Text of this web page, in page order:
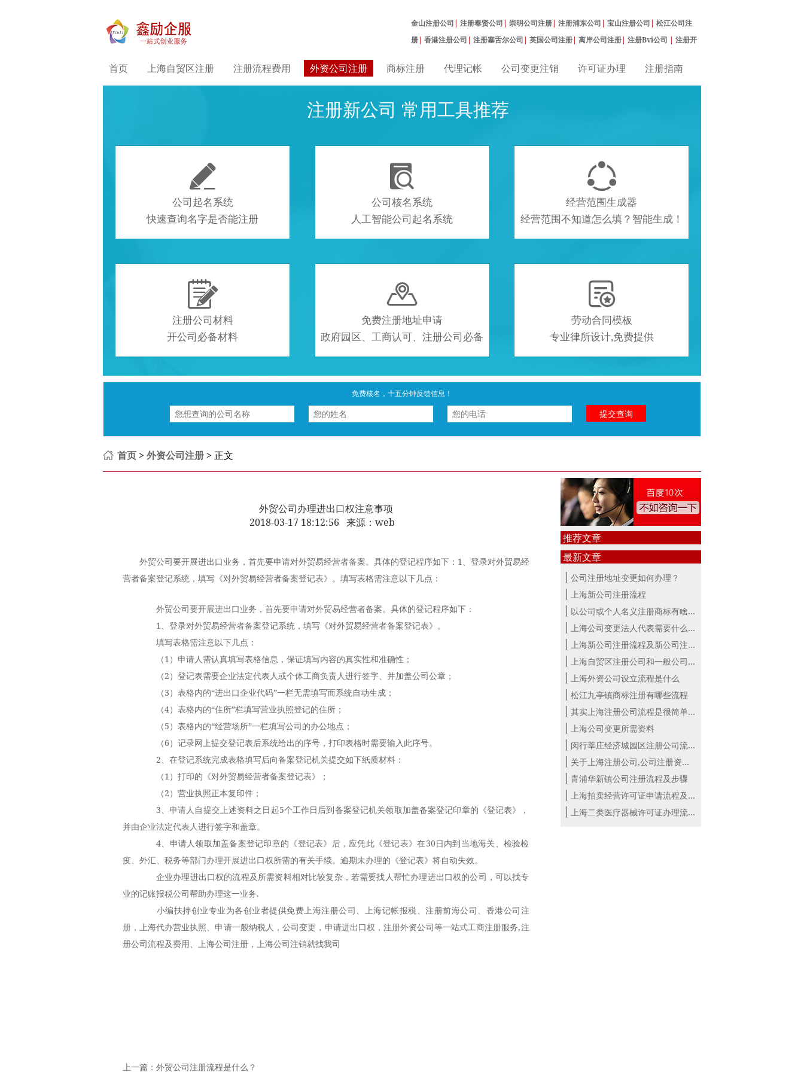
金山注册公司 | 注册奉贤公司 | 崇明公司注册| 注册浦东公司 | 宝山注册公司 | 松江公司注
册| 香港注册公司 | 注册塞舌尔公司 | 英国公司注册| 离岸公司注册| 注册Bvi公司 | 注册开
首页 上海自贸区注册 注册流程费用 外资公司注册 商标注册 代理记帐 公司变更注销 许可证办理 注册指南
注册新公司 常用工具推荐

公司起名系统
快速查询名字是否能注册

公司核名系统
人工智能公司起名系统

经营范围生成器
经营范围不知道怎么填？智能生成！

注册公司材料
开公司必备材料

免费注册地址申请
政府园区、工商认可、注册公司必备

劳动合同模板
专业律所设计,免费提供
免费核名，十五分钟反馈信息！
首页 > 外资公司注册 > 正文
外贸公司办理进出口权注意事项
2018-03-17 18:12:56 来源：web
外贸公司要开展进出口业务，首先要申请对外贸易经营者备案。具体的登记程序如下：1、登录对外贸易经
营者备案登记系统，填写《对外贸易经营者备案登记表》。填写表格需注意以下几点：
外贸公司要开展进出口业务，首先要申请对外贸易经营者备案。具体的登记程序如下：
1、登录对外贸易经营者备案登记系统，填写《对外贸易经营者备案登记表》。
填写表格需注意以下几点：
（1）申请人需认真填写表格信息，保证填写内容的真实性和准确性；
（2）登记表需要企业法定代表人或个体工商负责人进行签字、并加盖公司公章；
（3）表格内的“进出口企业代码”一栏无需填写而系统自动生成；
（4）表格内的“住所”栏填写营业执照登记的住所；
（5）表格内的“经营场所”一栏填写公司的办公地点；
（6）记录网上提交登记表后系统给出的序号，打印表格时需要输入此序号。
2、在登记系统完成表格填写后向备案登记机关提交如下纸质材料：
（1）打印的《对外贸易经营者备案登记表》；
（2）营业执照正本复印件；
3、申请人自提交上述资料之日起5个工作日后到备案登记机关领取加盖备案登记印章的《登记表》，
并由企业法定代表人进行签字和盖章。
4、申请人领取加盖备案登记印章的《登记表》后，应凭此《登记表》在30日内到当地海关、检验检
疫、外汇、税务等部门办理开展进出口权所需的有关手续。逾期未办理的《登记表》将自动失效。
企业办理进出口权的流程及所需资料相对比较复杂，若需要找人帮忙办理进出口权的公司，可以找专
业的记账报税公司帮助办理这一业务.
小编扶持创业专业为各创业者提供免费上海注册公司、上海记帐报税、注册前海公司、 香港公司注
册， 上海代办营业执照、申请一般纳税人，公司变更，申请进出口权，注册外资公司等一站式工商注册服务,注
册公司流程及费用、上海公司注册，上海公司注销就找我司
上一篇： 外贸公司注册流程是什么？
推荐文章
最新文章
公司注册地址变更如何办理？
上海新公司注册流程
以公司或个人名义注册商标有啥区别？...
上海公司变更法人代表需要什么手续
上海新公司注册流程及新公司注册费用
上海自贸区注册公司和一般公司注册有...
上海外资公司设立流程是什么
松江九亭镇商标注册有哪些流程
其实上海注册公司流程是很简单的！
上海公司变更所需资料
闵行莘庄经济城园区注册公司流程
关于上海注册公司,公司注册资本详解！
青浦华新镇公司注册流程及步骤
上海拍卖经营许可证申请流程及材料
上海二类医疗器械许可证办理流程